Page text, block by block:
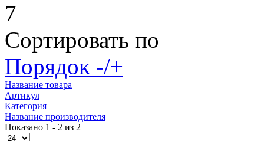
7
Сортировать по
Порядок -/+
Название товара
Артикул
Категория
Название производителя
Показано 1 - 2 из 2